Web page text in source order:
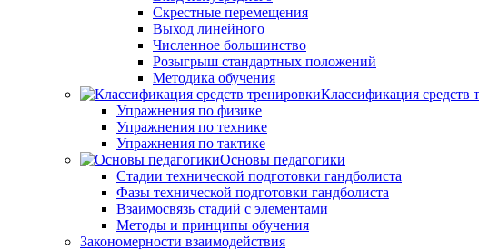
Скрестные перемещения
Выход линейного
Численное большинство
Розыгрыш стандартных положений
Методика обучения
Классификация средств
Упражнения по физике
Упражнения по технике
Упражнения по тактике
Основы педагогики
Стадии технической подготовки гандболиста
Фазы технической подготовки гандболиста
Взаимосвязь стадий с элементами
Методы и принципы обучения
Закономерности взаимодействия